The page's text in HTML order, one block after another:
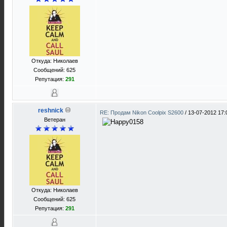
Откуда: Николаев
Сообщений: 625
Репутация: 291
reshnick
Ветеран
Откуда: Николаев
Сообщений: 625
Репутация: 291
RE: Продам Nikon Coolpix S2600 / 13-07-2012